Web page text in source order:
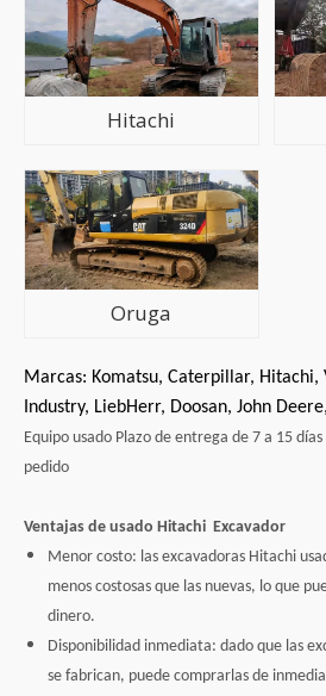
Hitachi
Oruga
Marcas: Komatsu, Caterpillar, Hitachi,
Industry, LiebHerr, Doosan, John
Equipo usado Plazo de entrega de 7 a 15
pedido
Ventajas de usado Hitachi Excavador
Menor costo: las excavadoras Hitachi
menos costosas que las nuevas, lo que
dinero.
Disponibilidad inmediata: dado que las
se fabrican, puede comprarlas de